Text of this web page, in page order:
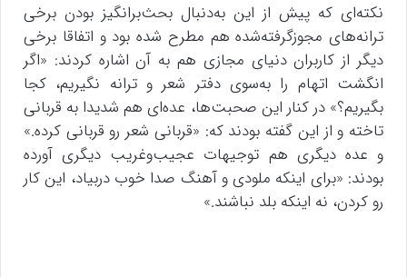
نکته‌ای که پیش از این به‌دنبال بحث‌برانگیز بودن برخی
ترانه‌های مجوزگرفته‌شده هم مطرح شده بود و اتفاقا برخی
دیگر از کاربران دنیای مجازی هم به آن اشاره کردند: «اگر
انگشت اتهام را به‌سوی دفتر شعر و ترانه نگیریم، کجا
بگیریم؟» در کنار این صحبت‌ها، عده‌ای هم شدیدا به قربانی
تاخته و از این گفته بودند که: «قربانی شعر رو قربانی کرده.»
و عده دیگری هم توجیهات عجیب‌وغریب دیگری آورده
بودند: «برای اینکه ملودی و آهنگ صدا خوب دربیاد، این کار
رو کردن، نه اینکه بلد نباشند.»